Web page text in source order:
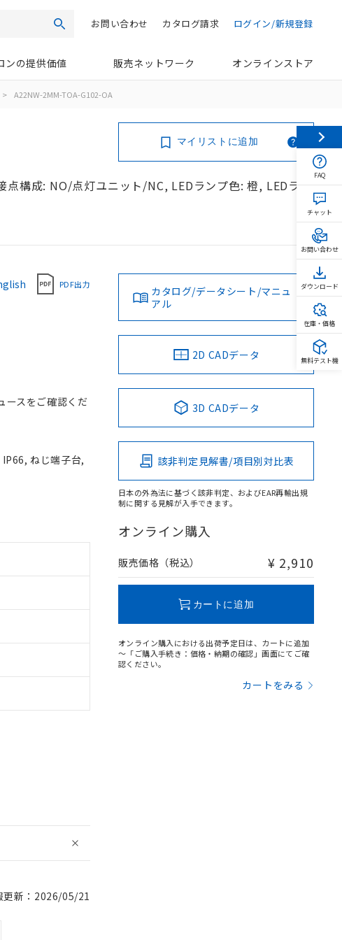
検索 ログイン/新規登録
カタログ請求
お問い合わせ
ンの提供価値 販売ネットワーク オンラインストア
> A22NW-2MM-TOA-G102-OA
構成: NO/点灯ユニット/NC, LEDランプ色: 橙, LEDラン
マイリストに追加
PDF出力
ースをご確認くだ
ねじ端子台,
更新：2026/05/21
カタログ/データシート/マニュ
アル
2D CADデータ
3D CADデータ
該非判定見解書/項目別対比表
日本の外為法に基づく該非判定、およびEAR再輸出規
制に関する見解が入手できます。
オンライン購入
販売価格（税込） ¥ 2,910
カートに追加
オンライン購入における出荷予定日は、カートに追加
～「ご購入手続き：価格・納期の確認」画面にてご確
認ください。
カートをみる
FAQ
チャット
お問い合わせ
ダウンロード
在庫・価格
無料テスト機